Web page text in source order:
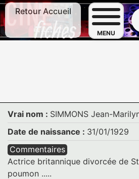
Retour Accueil
MENU
Vrai nom : SIMMONS Jean-
Date de naissance : 31/01/1929
Commentaires
Actrice britannique divorcée de
poumon .....